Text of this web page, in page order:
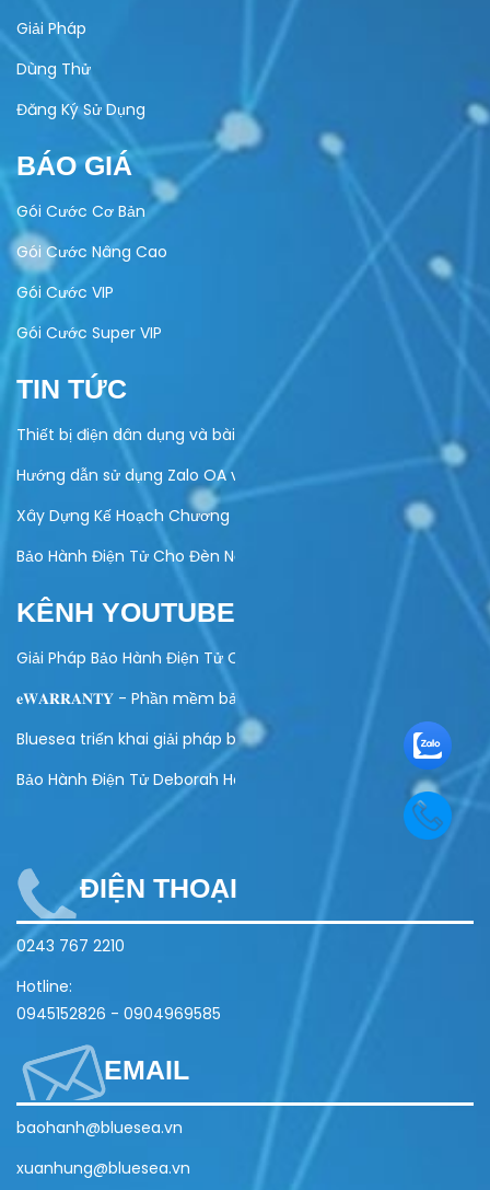
Giải Pháp
Dùng Thử
Đăng Ký Sử Dụng
BÁO GIÁ
Gói Cước Cơ Bản
Gói Cước Nâng Cao
Gói Cước VIP
Gói Cước Super VIP
TIN TỨC
Thiết bị điện dân dụng và bài toán quản lý bảo hành
Hướng dẫn sử dụng Zalo OA vào hoạt động kinh doanh của
Xây Dựng Kế Hoạch Chương Trình Khuyến Mại Trực Tuyến
Bảo Hành Điện Tử Cho Đèn Năng Lượng Mặt Trời – Giải Pháp
KÊNH YOUTUBE
Giải Pháp Bảo Hành Điện Tử Cho Ngành Điện Máy
𝐞𝐖𝐀𝐑𝐑𝐀𝐍𝐓𝐘 - Phần mềm bảo hành điện tử toàn diện
Bluesea triển khai giải pháp bảo hành điện tử cho Olivo
Bảo Hành Điện Tử Deborah Home
ĐIỆN THOẠI
0243 767 2210
Hotline:
0945152826 - 0904969585
EMAIL
baohanh@bluesea.vn
xuanhung@bluesea.vn